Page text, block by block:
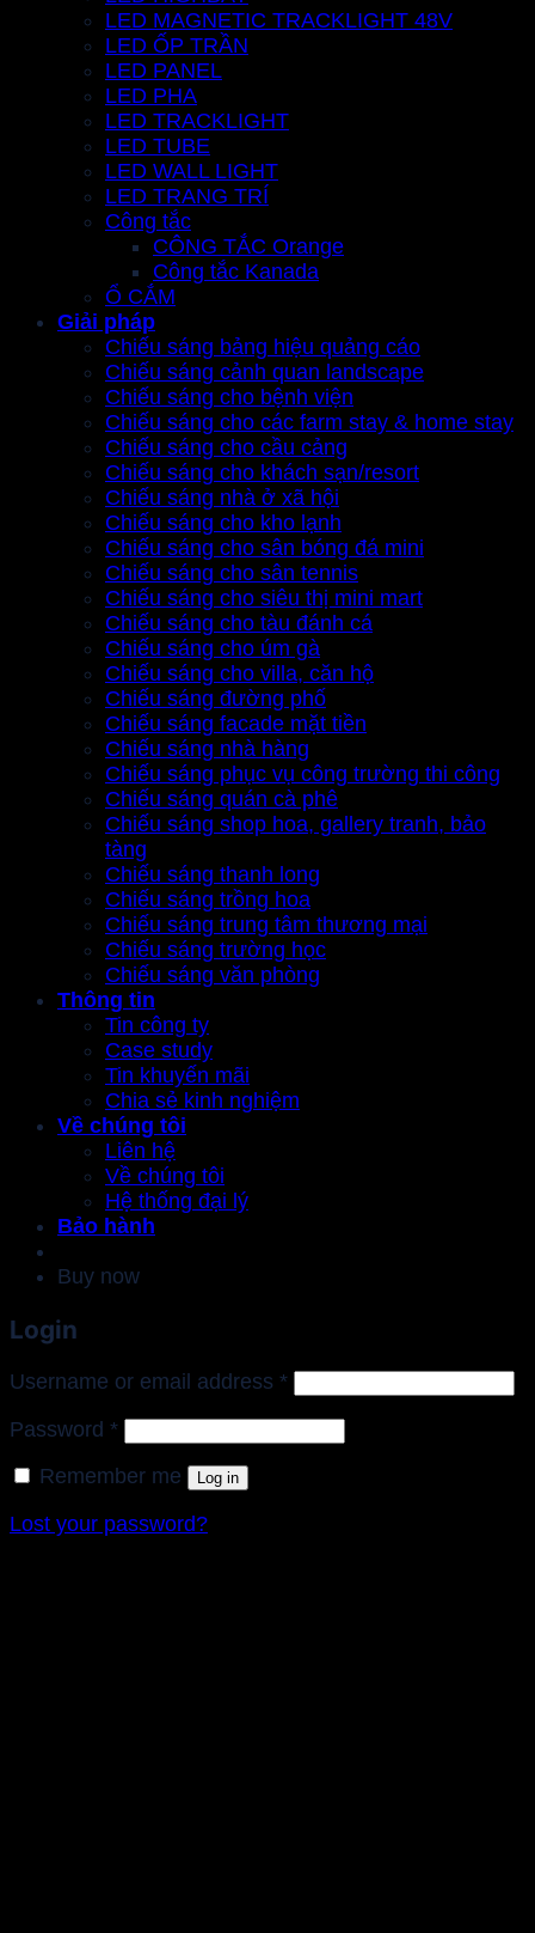
LED MAGNETIC TRACKLIGHT 48V
LED ỐP TRẦN
LED PANEL
LED PHA
LED TRACKLIGHT
LED TUBE
LED WALL LIGHT
LED TRANG TRÍ
Công tắc
CÔNG TẮC Orange
Công tắc Kanada
Ổ CẮM
Giải pháp
Chiếu sáng bảng hiệu quảng cáo
Chiếu sáng cảnh quan landscape
Chiếu sáng cho bệnh viện
Chiếu sáng cho các farm stay & home stay
Chiếu sáng cho cầu cảng
Chiếu sáng cho khách sạn/resort
Chiếu sáng nhà ở xã hội
Chiếu sáng cho kho lạnh
Chiếu sáng cho sân bóng đá mini
Chiếu sáng cho sân tennis
Chiếu sáng cho siêu thị mini mart
Chiếu sáng cho tàu đánh cá
Chiếu sáng cho úm gà
Chiếu sáng cho villa, căn hộ
Chiếu sáng đường phố
Chiếu sáng facade mặt tiền
Chiếu sáng nhà hàng
Chiếu sáng phục vụ công trường thi công
Chiếu sáng quán cà phê
Chiếu sáng shop hoa, gallery tranh, bảo
tàng
Chiếu sáng thanh long
Chiếu sáng trồng hoa
Chiếu sáng trung tâm thương mại
Chiếu sáng trường học
Chiếu sáng văn phòng
Thông tin
Tin công ty
Case study
Tin khuyến mãi
Chia sẻ kinh nghiệm
Về chúng tôi
Liên hệ
Về chúng tôi
Hệ thống đại lý
Bảo hành
Buy now
Login
Username or email address *Required
Password *Required
Remember me Log in
Lost your password?